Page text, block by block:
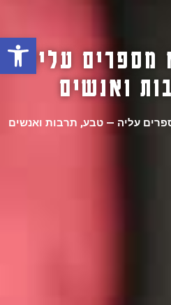
מספרים עליה —
ואנשים
עליה — טבע, תרבות ואנשים